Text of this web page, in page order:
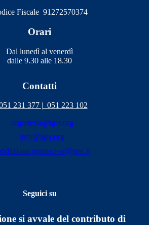
Fiscale 91272570374
Orari
Dal lunedì al venerdì
dalle 9.30 alle 18.30
Contatti
231 377 | 051 223 102
segreteria@iger.org
info@iger.org
er@pec.it
Seguici su
si avvale del contributo di